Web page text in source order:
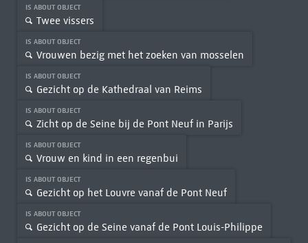
IS ABOUT OBJECT
Twee vissers
IS ABOUT OBJECT
Vrouwen bezig met het zoeken van mosselen
IS ABOUT OBJECT
Gezicht op de Kathedraal van Reims
IS ABOUT OBJECT
Zicht op de Seine bij de Pont Neuf in Parijs
IS ABOUT OBJECT
Vrouw en kind in een regenbui
IS ABOUT OBJECT
Gezicht op het Louvre vanaf de Pont Neuf
IS ABOUT OBJECT
Gezicht op de Seine vanaf de Pont Louis-Philippe